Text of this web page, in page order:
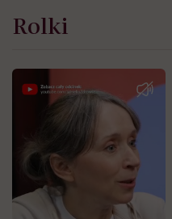
Rolki